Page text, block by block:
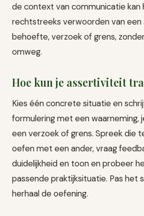
de context van communicatie kan
rechtstreeks verwoorden van
behoefte, verzoek of grens,
omweg.
Hoe kun je assertiviteit
Kies één concrete situatie en
formulering met een waarneming,
een verzoek of grens. Spreek die
oefen met een ander, vraag
duidelijkheid en toon en probeer
passende praktijksituatie. Pas het
herhaal de oefening.